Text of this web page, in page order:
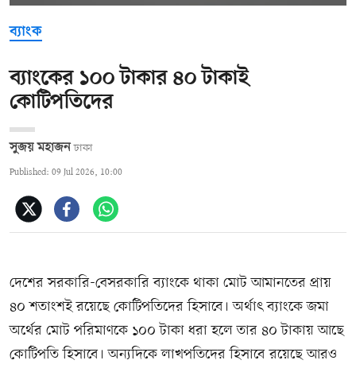
ব্যাংক
ব্যাংকের ১০০ টাকার ৪০ টাকাই
কোটিপতিদের
সুজয় মহাজন ঢাকা
Published: 09 Jul 2026, 10:00
দেশের সরকারি-বেসরকারি ব্যাংকে থাকা মোট আমানতের প্রায়
৪০ শতাংশই রয়েছে কোটিপতিদের হিসাবে। অর্থাৎ ব্যাংকে জমা
অর্থের মোট পরিমাণকে ১০০ টাকা ধরা হলে তার ৪০ টাকায় আছে
কোটিপতি হিসাবে। অন্যদিকে লাখপতিদের হিসাবে রয়েছে আরও